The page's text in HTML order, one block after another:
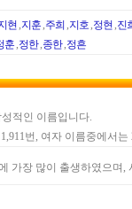
현 ,지훈,주희 ,지호,정현 ,진
훈,정한,종한,정흔
적인 이름입니다.
번, 여자 이름중에서
가장 많이 출생하였으며